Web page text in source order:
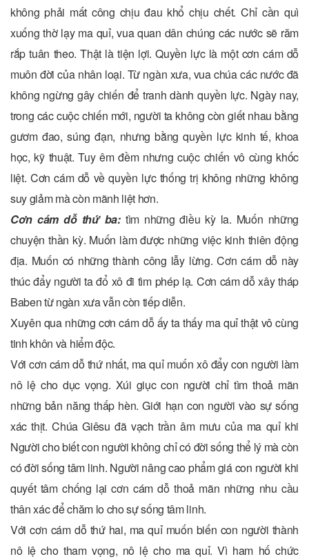
không phải mất công chịu đau khổ chịu chết. Chỉ cần quì
xuống thờ lạy ma quỉ, vua quan dân chúng các nước sẽ răm
rắp tuân theo. Thật là tiện lợi. Quyền lực là một cơn cám dỗ
muôn đời của nhân loại. Từ ngàn xưa, vua chúa các nước đã
không ngừng gây chiến để tranh dành quyền lực. Ngày nay,
trong các cuộc chiến mới, người ta không còn giết nhau bằng
gươm đao, súng đạn, nhưng bằng quyền lực kinh tế, khoa
học, kỹ thuật. Tuy êm đềm nhưng cuộc chiến vô cùng khốc
liệt. Cơn cám dỗ về quyền lực thống trị không những không
suy giảm mà còn mãnh liệt hơn.
Cơn cám dỗ thứ ba:tìm những điều kỳ la. Muốn những
chuyện thần kỳ. Muốn làm được những việc kinh thiên động
địa. Muốn có những thành công lẫy lừng. Cơn cám dỗ này
thúc đẩy người ta đổ xô đi tìm phép lạ. Cơn cám dỗ xây tháp
Baben từ ngàn xưa vẫn còn tiếp diễn.
Xuyên qua những cơn cám dỗ ấy ta thấy ma quỉ thật vô cùng
tinh khôn và hiểm độc.
Với cơn cám dỗ thứ nhất, ma quỉ muốn xô đẩy con người làm
nô lệ cho dục vọng. Xúi giục con người chỉ tìm thoả mãn
những bản năng thấp hèn. Giới hạn con người vào sự sống
xác thịt. Chúa Giêsu đã vạch trần âm mưu của ma quỉ khi
Người cho biết con người không chỉ có đời sống thể lý mà còn
có đời sống tâm linh. Người nâng cao phẩm giá con người khi
quyết tâm chống lại cơn cám dỗ thoả mãn những nhu cầu
thân xác để chăm lo cho sự sống tâm linh.
Với cơn cám dỗ thứ hai, ma quỉ muốn biến con người thành
nô lệ cho tham vọng, nô lệ cho ma quỉ. Vì ham hố chức